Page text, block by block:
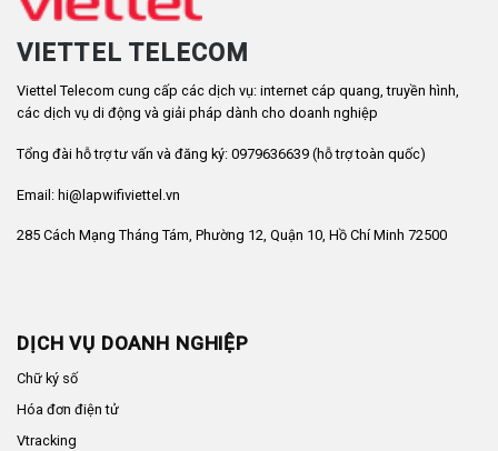
VIETTEL TELECOM
Viettel Telecom cung cấp các dịch vụ: internet cáp quang, truyền hình,
các dịch vụ di động và giải pháp dành cho doanh nghiệp
Tổng đài hỗ trợ tư vấn và đăng ký: 0979636639 (hỗ trợ toàn quốc)
Email: hi@lapwifiviettel.vn
285 Cách Mạng Tháng Tám, Phường 12, Quận 10, Hồ Chí Minh 72500
DỊCH VỤ DOANH NGHIỆP
Chữ ký số
Hóa đơn điện tử
Vtracking